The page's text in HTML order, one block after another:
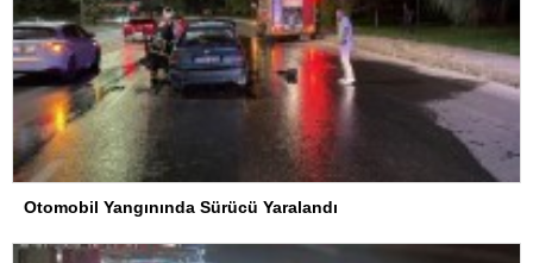
Otomobil Yangınında Sürücü Yaralandı